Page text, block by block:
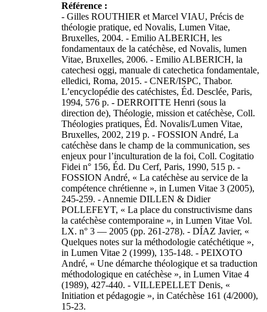
Référence :
- Gilles ROUTHIER et Marcel VIAU, Précis de
théologie pratique, ed Novalis, Lumen Vitae,
Bruxelles, 2004. - Emilio ALBERICH, les
fondamentaux de la catéchèse, ed Novalis, lumen
Vitae, Bruxelles, 2006. - Emilio ALBERICH, la
catechesi oggi, manuale di catechetica fondamentale,
elledici, Roma, 2015. - CNER/ISPC, Thabor.
L’encyclopédie des catéchistes, Éd. Desclée, Paris,
1994, 576 p. - DERROITTE Henri (sous la
direction de), Théologie, mission et catéchèse, Coll.
Théologies pratiques, Éd. Novalis/Lumen Vitae,
Bruxelles, 2002, 219 p. - FOSSION André, La
catéchèse dans le champ de la communication, ses
enjeux pour l’inculturation de la foi, Coll. Cogitatio
Fidei n° 156, Éd. Du Cerf, Paris, 1990, 515 p. -
FOSSION André, « La catéchèse au service de la
compétence chrétienne », in Lumen Vitae 3 (2005),
245-259. - Annemie DILLEN & Didier
POLLEFEYT, « La place du constructivisme dans
la catéchèse contemporaine », in Lumen Vitae Vol.
LX. n° 3 — 2005 (pp. 261-278). - DÍAZ Javier, «
Quelques notes sur la méthodologie catéchétique »,
in Lumen Vitae 2 (1999), 135-148. - PEIXOTO
André, « Une démarche théologique et sa traduction
méthodologique en catéchèse », in Lumen Vitae 4
(1989), 427-440. - VILLEPELLET Denis, «
Initiation et pédagogie », in Catéchèse 161 (4/2000),
15-23.